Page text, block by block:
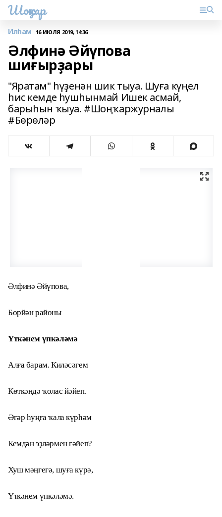
Шоңҡар
Илһам 16 ИЮЛЯ 2019, 14:36
Әлфинә Әйүпова
шиғырҙары
"Яратам" һүҙенән шик тыуа. Шуға күңел
һис кемде һушһынмай Ишек асмай,
барыһын ҡыуа. #Шоңҡаржурналы
#Бөрөләр
Әлфинә Әйүпова,
Бөрйән районы
Үткәнем үпкәләмә
Алға барам. Киләсәгем
Көткәндә ҡолас йәйеп.
Әгәр һуңға ҡала күрһәм
Кемдән эҙләрмен ғәйеп?
Хуш мәңгегә, шуға күрә,
Үткәнем үпкәләмә.